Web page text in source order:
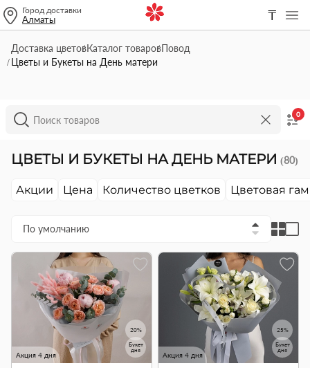
Город доставки
Алматы ₸
Доставка цветовКаталог товаровПовод
Цветы и Букеты на День матери
0
ЦВЕТЫ И БУКЕТЫ НА ДЕНЬ МАТЕРИ (80)
Акции Цена Количество цветков Цветовая
По умолчанию
Акция 4 дня
20%
Букет
дня
Акция 4 дня
25%
Букет
дня